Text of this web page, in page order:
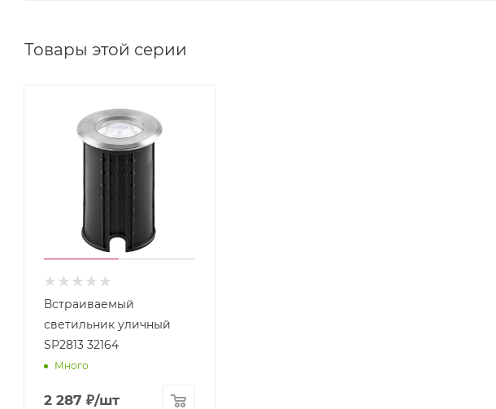
Товары этой серии
Встраиваемый
светильник уличный
SP2813 32164
Много
2 287 ₽/шт